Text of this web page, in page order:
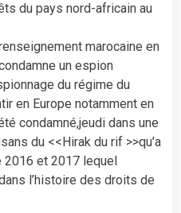
du pays nord-africain au
marocaine en
un espion
du régime du
en Europe notamment en
condamné,jeudi dans une
du <<Hirak du rif >>qu’a
2016 et 2017 lequel
l’histoire des droits de